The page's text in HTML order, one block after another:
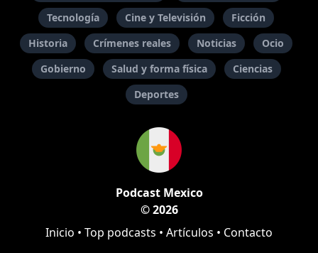
Tecnología
Cine y Televisión
Ficción
Historia
Crímenes reales Noticias
Ocio
Gobierno
Salud y forma física
Ciencias
Deportes
Podcast Mexico
© 2026
Inicio • Top podcasts • Artículos • Contacto